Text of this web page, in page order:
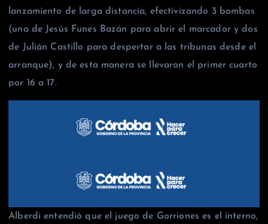
lanzamiento de larga distancia, efectivizando 3 bombas
(una de Jesús Funes Bazán para abrir el marcador y dos
de Julián Castillo para despertar a las tribunas desde el
arranque), y de esta manera se llevaron el primer cuarto
por 16 a 17.
Alberdi entendió que el juego de Gorriones es el interno,